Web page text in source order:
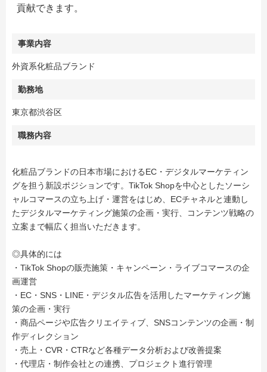
貢献できます。
事業内容
外資系化粧品ブランド
勤務地
東京都渋谷区
職務内容
化粧品ブランドの日本市場におけるEC・デジタルマーケティン
グを担う新設ポジションです。TikTok Shopを中心としたソーシ
ャルコマースの立ち上げ・運営をはじめ、ECチャネルと連動し
たデジタルマーケティング施策の企画・実行、コンテンツ戦略の
立案まで幅広く担当いただきます。
◎具体的には
・TikTok Shopの販売施策・キャンペーン・ライブコマースの企
画運営
・EC・SNS・LINE・デジタル広告を活用したマーケティング施
策の企画・実行
・商品ページや広告クリエイティブ、SNSコンテンツの企画・制
作ディレクション
・売上・CVR・CTRなど各種データ分析および改善提案
・代理店・制作会社との連携、プロジェクト進行管理